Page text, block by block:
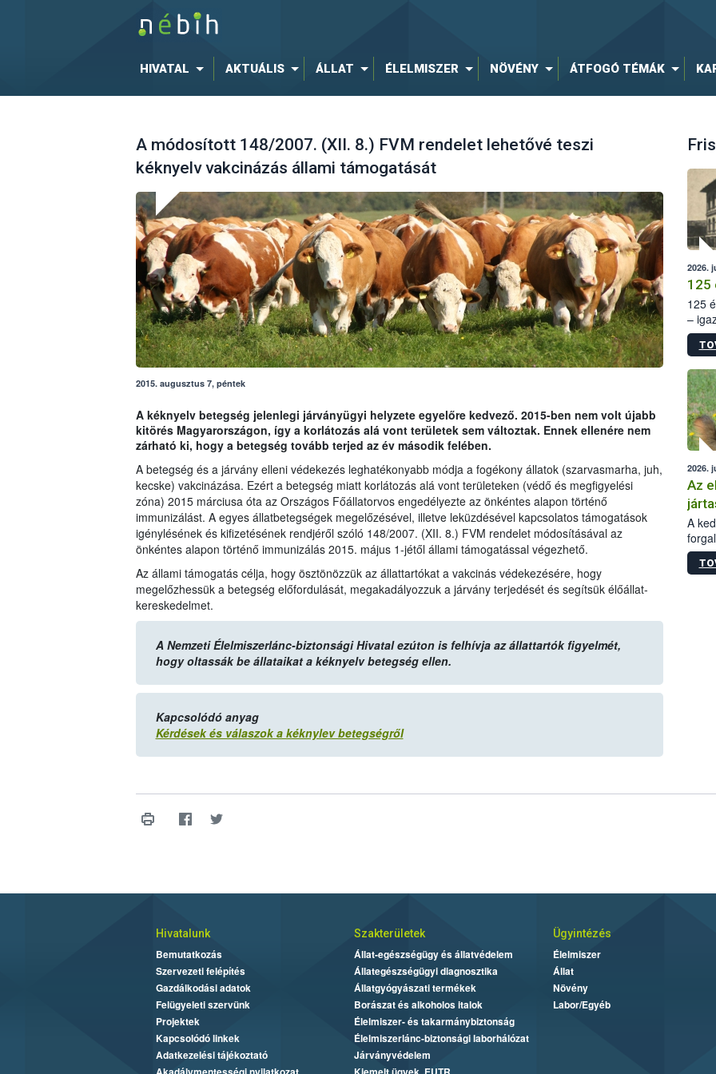
HIVATAL AKTUÁLIS ÁLLAT ÉLELMISZER NÖVÉNY ÁTFOGÓ TÉMÁK
A módosított 148/2007. (XII. 8.) FVM rendelet lehetővé teszi
kéknyelv vakcinázás állami támogatását
2015. augusztus 7, péntek
A kéknyelv betegség jelenlegi járványügyi helyzete egyelőre kedvező. 2015-ben nem volt újabb
kitörés Magyarországon, így a korlátozás alá vont területek sem változtak. Ennek ellenére nem
zárható ki, hogy a betegség tovább terjed az év második felében.
A betegség és a járvány elleni védekezés leghatékonyabb módja a fogékony állatok (szarvasmarha, juh,
kecske) vakcinázása. Ezért a betegség miatt korlátozás alá vont területeken (védő és megfigyelési
zóna) 2015 márciusa óta az Országos Főállatorvos engedélyezte az önkéntes alapon történő
immunizálást. A egyes állatbetegségek megelőzésével, illetve leküzdésével kapcsolatos támogatások
igénylésének és kifizetésének rendjéről szóló 148/2007. (XII. 8.) FVM rendelet módosításával az
önkéntes alapon történő immunizálás 2015. május 1-jétől állami támogatással végezhető.
Az állami támogatás célja, hogy ösztönözzük az állattartókat a vakcinás védekezésére, hogy
megelőzhessük a betegség előfordulását, megakadályozzuk a járvány terjedését és segítsük élőállat-
kereskedelmet.
A Nemzeti Élelmiszerlánc-biztonsági Hivatal ezúton is felhívja az állattartók figyelmét,
hogy oltassák be állataikat a kéknyelv betegség ellen.
Kapcsolódó anyag
Kérdések és válaszok a kéknylev betegségről
2026.
125
125
–
15.
2026.
Az
A
Hivatalunk
Bemutatkozás
Szervezeti felépítés
Gazdálkodási adatok
Felügyeleti szervünk
Projektek
Kapcsolódó linkek
Adatkezelési tájékoztató
Szakterületek
Állat-egészségügy és állatvédelem
Állategészségügyi diagnosztika
Állatgyógyászati termékek
Borászat és alkoholos italok
Élelmiszer- és takarmánybiztonság
Élelmiszerlánc-biztonsági laborhálózat
Járványvédelem
Ügyintézés
Élelmiszer
Állat
Növény
Labor/Egyéb